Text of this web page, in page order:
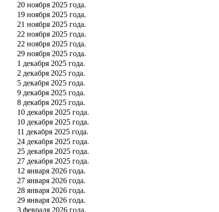
20 ноября 2025 года.
19 ноября 2025 года.
21 ноября 2025 года.
22 ноября 2025 года.
22 ноября 2025 года.
29 ноября 2025 года.
1 декабря 2025 года.
2 декабря 2025 года.
5 декабря 2025 года.
9 декабря 2025 года.
8 декабря 2025 года.
10 декабря 2025 года.
10 декабря 2025 года.
11 декабря 2025 года.
24 декабря 2025 года.
25 декабря 2025 года.
27 декабря 2025 года.
12 января 2026 года.
27 января 2026 года.
28 января 2026 года.
29 января 2026 года.
3 февраля 2026 года.